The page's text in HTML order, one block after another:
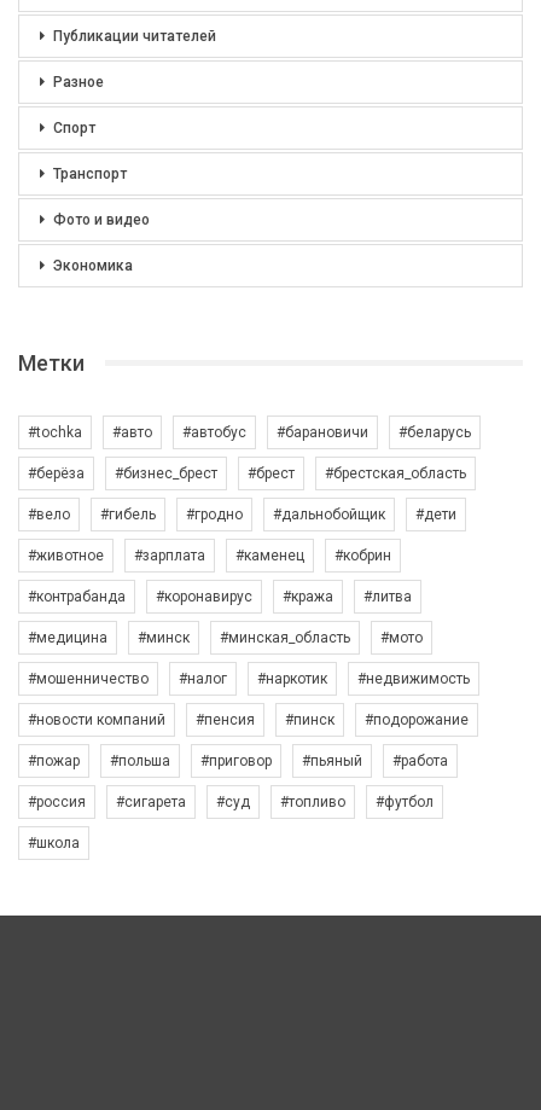
Публикации читателей
Разное
Спорт
Транспорт
Фото и видео
Экономика
Метки
#tochka #авто #автобус #барановичи #беларусь
#берёза #бизнес_брест #брест #брестская_область
#вело #гибель #гродно #дальнобойщик #дети
#животное #зарплата #каменец #кобрин
#контрабанда #коронавирус #кража #литва
#медицина #минск #минская_область #мото
#мошенничество #налог #наркотик #недвижимость
#новости компаний #пенсия #пинск #подорожание
#пожар #польша #приговор #пьяный #работа
#россия #сигарета #суд #топливо #футбол
#школа